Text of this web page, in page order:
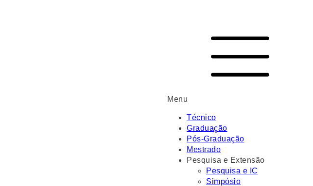
Menu
Técnico
Graduação
Pós-Graduação
Mestrado
Pesquisa e Extensão
Pesquisa e IC
Simpósio